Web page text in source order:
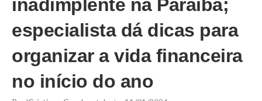
inadimplente na Paraíba;
especialista dá dicas para
organizar a vida financeira
no início do ano